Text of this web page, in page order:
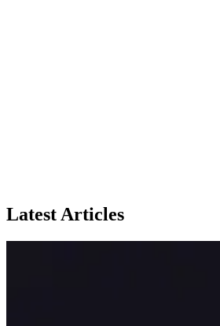
Latest Articles